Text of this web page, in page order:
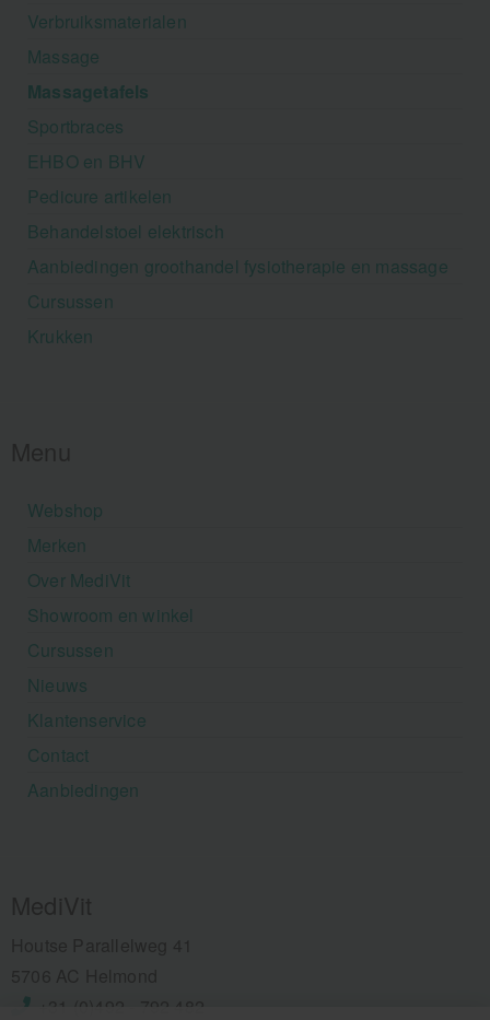
Verbruiksmaterialen
Massage
Massagetafels
Sportbraces
EHBO en BHV
Pedicure artikelen
Behandelstoel elektrisch
Aanbiedingen groothandel fysiotherapie en massage
Cursussen
Krukken
Webshop
Merken
Over MediVit
Showroom en winkel
Cursussen
Nieuws
Klantenservice
Contact
Aanbiedingen
+31 (0)492 - 792 482